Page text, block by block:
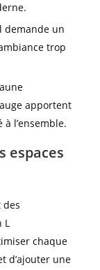
demande un
trop
apportent
l’ensemble.
espaces
des
L
chaque
d’ajouter une